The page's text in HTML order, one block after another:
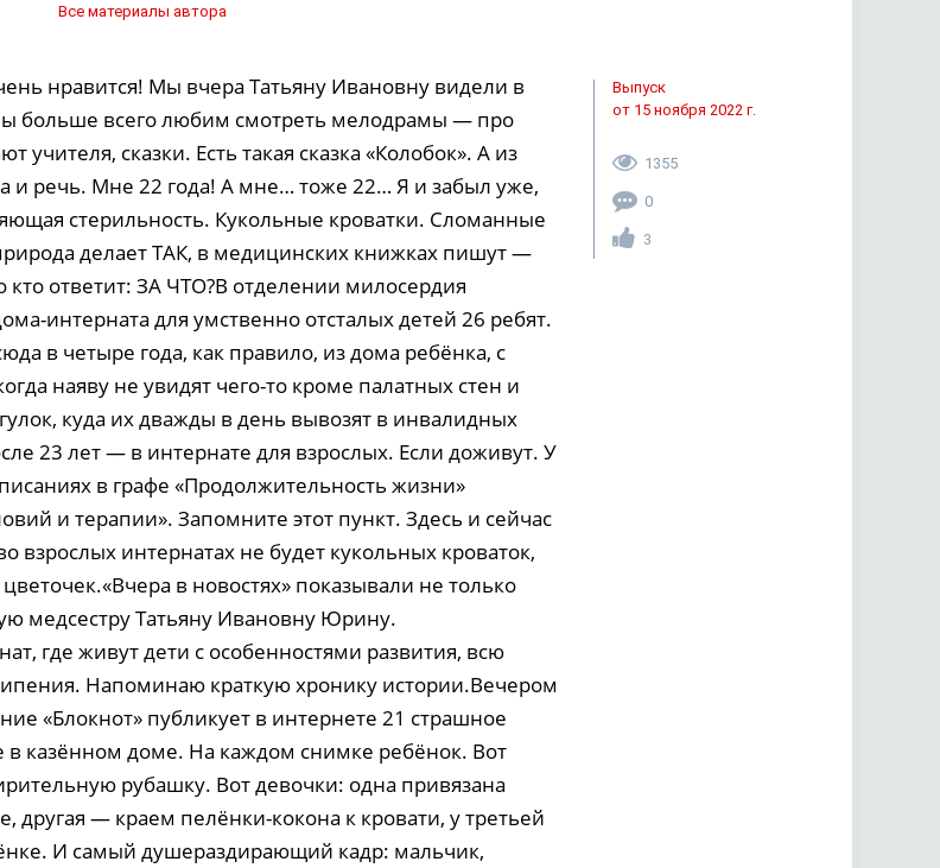
Все материалы автора
нравится! Мы вчера Татьяну Ивановну видели в
больше всего любим смотреть мелодрамы — про
сказки. Есть такая сказка «Колобок». А из
и речь. Мне 22 года! А мне… тоже 22… Я и забыл уже,
стерильность. Кукольные кроватки. Сломанные
делает ТАК, в медицинских книжках пишут —
кто ответит: ЗА ЧТО?В отделении милосердия
интерната для умственно отсталых детей 26 ребят.
в четыре года, как правило, из дома ребёнка, с
наяву не увидят чего-то кроме палатных стен и
куда их дважды в день вывозят в инвалидных
23 лет — в интернате для взрослых. Если доживут. У
в графе «Продолжительность жизни»
и терапии». Запомните этот пункт. Здесь и сейчас
взрослых интернатах не будет кукольных кроваток,
в новостях» показывали не только
медсестру Татьяну Ивановну Юрину.
где живут дети с особенностями развития, всю
Напоминаю краткую хронику истории.Вечером
«Блокнот» публикует в интернете 21 страшное
в казённом доме. На каждом снимке ребёнок. Вот
рубашку. Вот девочки: одна привязана
другая — краем пелёнки-кокона к кровати, у третьей
И самый душераздирающий кадр: мальчик,
Выпуск
от 15 ноября 2022 г.
1355
0
3